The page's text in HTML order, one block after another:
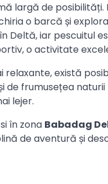
largă de posibilități.
o barcă și
Deltă, iar pescuitul
o activitate
există
de frumusețea
lejer.
în zona Babadag
de aventură și